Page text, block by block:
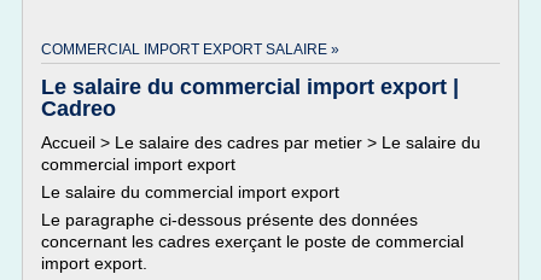
COMMERCIAL IMPORT EXPORT SALAIRE »
Le salaire du commercial import export |
Cadreo
Accueil > Le salaire des cadres par metier > Le salaire du
commercial import export
Le salaire du commercial import export
Le paragraphe ci-dessous présente des données
concernant les cadres exerçant le poste de commercial
import export.